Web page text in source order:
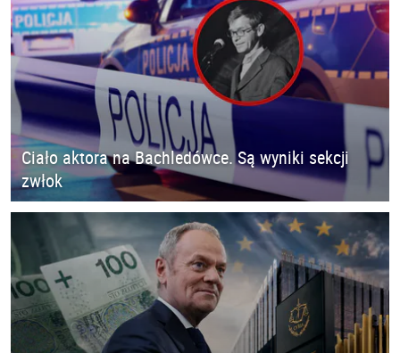
Ciało aktora na Bachledówce. Są wyniki sekcji
zwłok